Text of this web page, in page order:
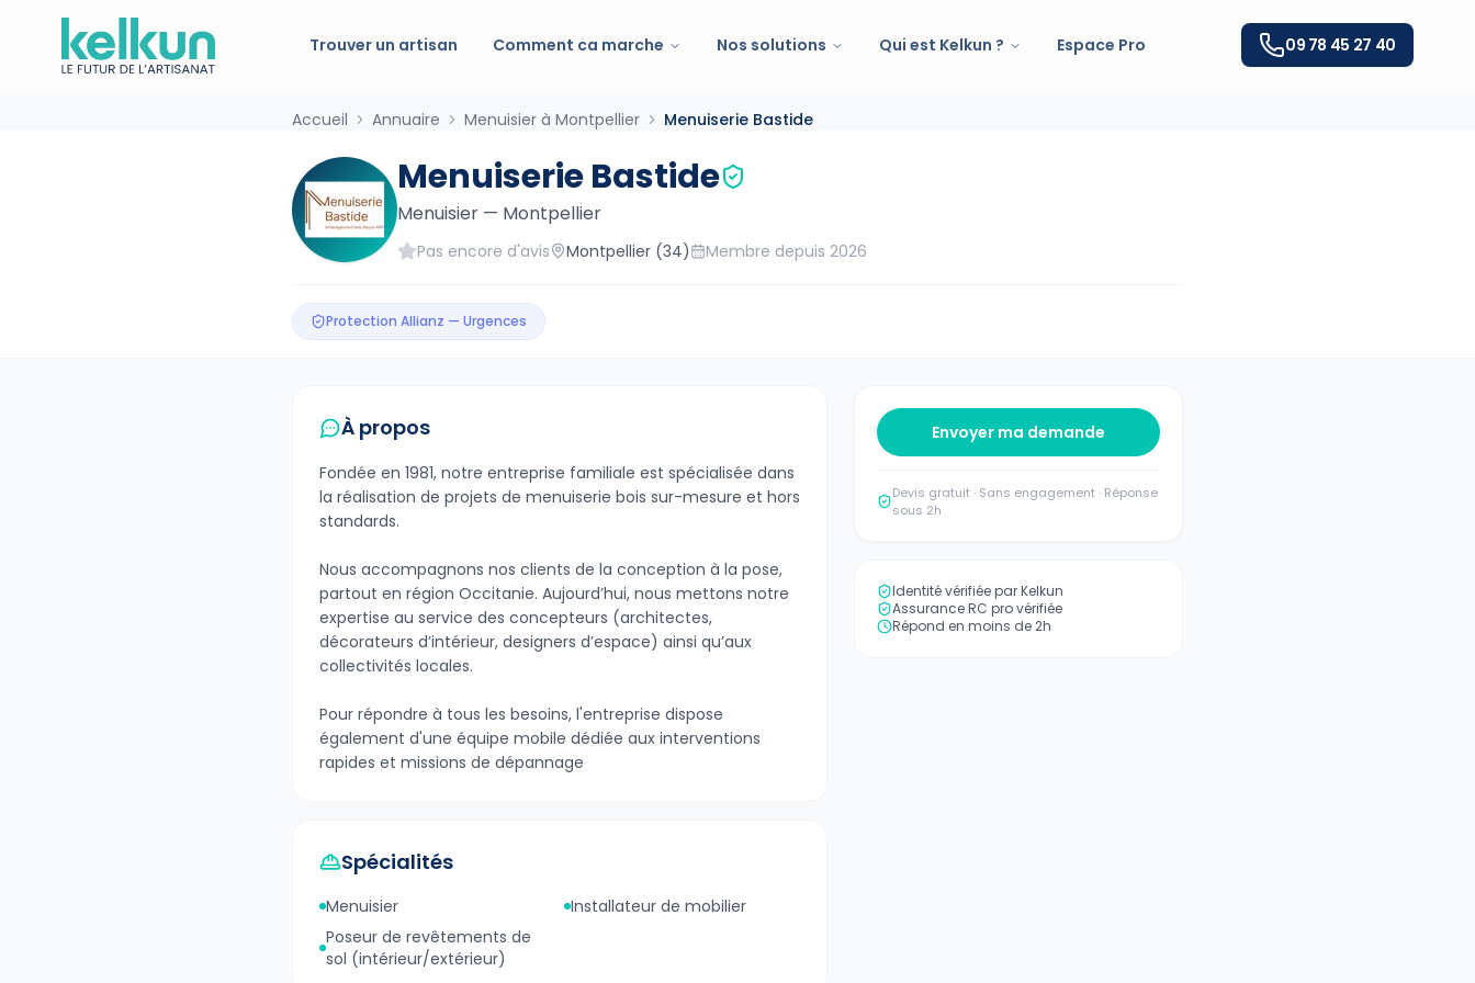
Trouver un artisan Comment ca marche Nos solutions Qui est Kelkun ? Espace Pro 09 78 45 27 40
Accueil Annuaire Menuisier à Montpellier Menuiserie Bastide
Menuiserie Bastide
Menuisier — Montpellier
Pas encore d'avis Montpellier (34) Membre depuis 2026
Protection Allianz — Urgences
À propos
Fondée en 1981, notre entreprise familiale est spécialisée dans
la réalisation de projets de menuiserie bois sur-mesure et hors
standards.
Nous accompagnons nos clients de la conception à la pose,
partout en région Occitanie. Aujourd’hui, nous mettons notre
expertise au service des concepteurs (architectes,
décorateurs d’intérieur, designers d’espace) ainsi qu’aux
collectivités locales.
Pour répondre à tous les besoins, l'entreprise dispose
également d'une équipe mobile dédiée aux interventions
rapides et missions de dépannage
Spécialités
Menuisier
Installateur de mobilier
Poseur de revêtements de
sol (intérieur/extérieur)
Envoyer ma demande
Devis gratuit · Sans engagement · Réponse
sous 2h
Identité vérifiée par Kelkun
Assurance RC pro vérifiée
Répond en moins de 2h